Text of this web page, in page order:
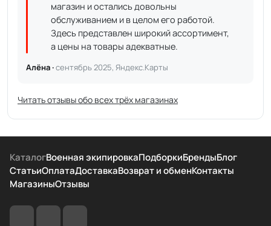
магазин и остались довольны
обслуживанием и в целом его работой.
Здесь представлен широкий ассортимент,
а цены на товары адекватные.
Алёна ·сентябрь 2025, Яндекс.Карты
Читать отзывы обо всех трёх магазинах
КаталогВоенная экипировкаПодборкиБрендыБлог
СтатьиОплатаДоставкаВозврат и обменКонтакты
МагазиныОтзывы